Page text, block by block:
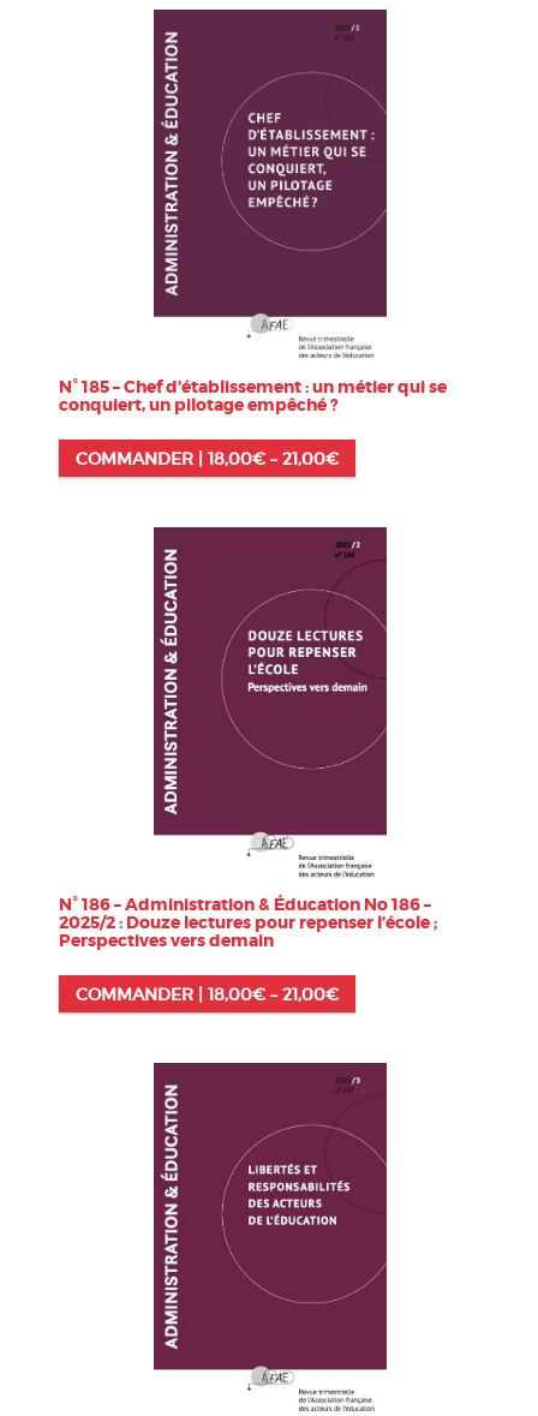
N° 185 – Chef d’établissement : un métier qui se
conquiert, un pilotage empêché ?
COMMANDER | 18,00€–21,00€
N° 186 – Administration & Éducation No 186 –
2025/2 : Douze lectures pour repenser l’école ;
Perspectives vers demain
COMMANDER | 18,00€–21,00€